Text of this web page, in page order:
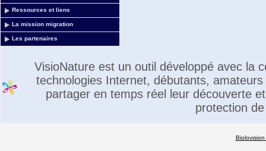
Ressources et liens
La mission migration
Les partenaires
VisioNature est un outil développé avec la
technologies Internet, débutants,
partager en temps réel leur découverte
protection
Biolovision